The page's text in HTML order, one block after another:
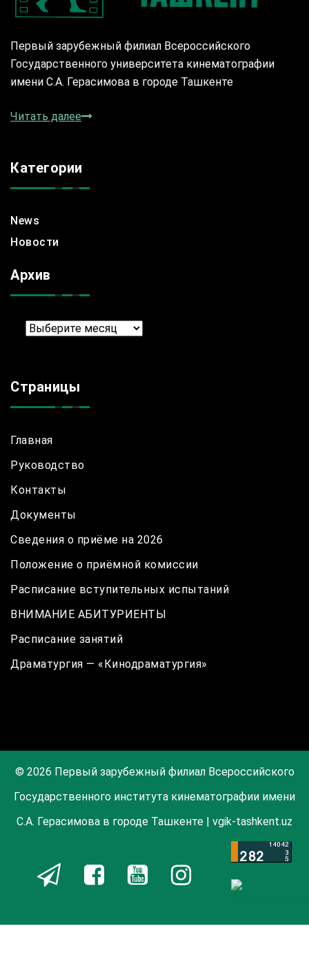
Первый зарубежный филиал Всероссийского
Государственного университета кинематографии
имени С.А. Герасимова в городе Ташкенте
Читать далее
Категории
News
Новости
Архив
Архив
Страницы
Главная
Руководство
Контакты
Документы
Сведения о приёме на 2026
Положение о приёмной комиссии
Расписание вступительных испытаний
ВНИМАНИЕ АБИТУРИЕНТЫ
Расписание занятий
Драматургия — «Кинодраматургия»
© 2026 Первый зарубежный филиал Всероссийского
Государственного института кинематографии имени
С.А. Герасимова в городе Ташкенте | vgik-tashkent.uz